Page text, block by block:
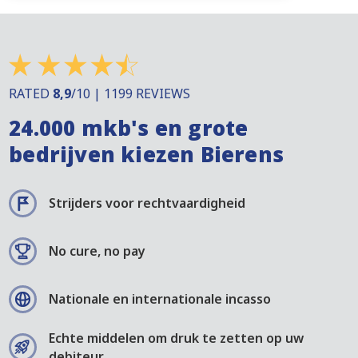
RATED 8,9/10 | 1199 REVIEWS
24.000 mkb's en grote
bedrijven kiezen Bierens
Strijders voor rechtvaardigheid
No cure, no pay
Nationale en internationale incasso
Echte middelen om druk te zetten op uw